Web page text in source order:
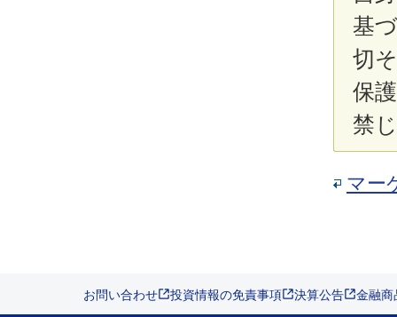
基
切
保
禁
マー
お問い合わせ 投資情報の免責事項 決算公告 金融